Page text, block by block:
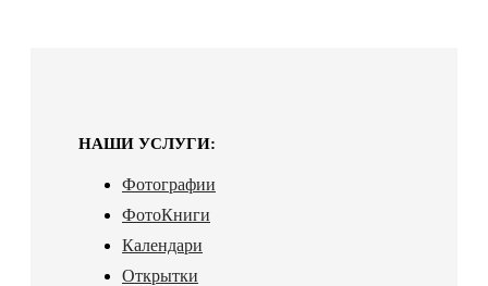
НАШИ УСЛУГИ:
Фотографии
ФотоКниги
Календари
Открытки